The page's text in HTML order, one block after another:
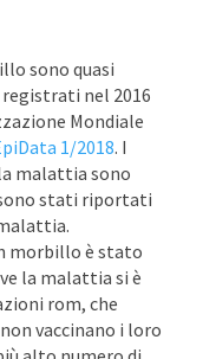
sono quasi
registrati nel 2016
Mondiale
1/2018. I
malattia sono
stati riportati
morbillo è stato
la malattia si è
rom, che
vaccinano i loro